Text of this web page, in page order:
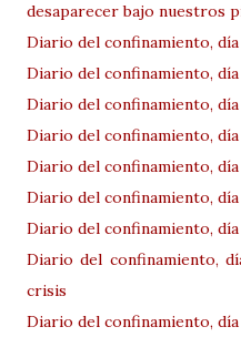
desaparecer bajo nuestros
Diario del confinamiento,
Diario del confinamiento,
Diario del confinamiento, día
Diario del confinamiento,
Diario del confinamiento,
Diario del confinamiento, día
Diario del confinamiento, día
Diario del confinamiento,
crisis
Diario del confinamiento,